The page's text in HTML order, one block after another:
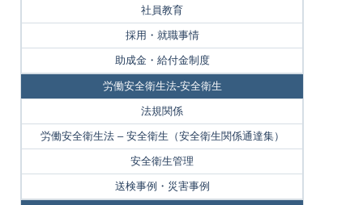
社員教育
採用・就職事情
助成金・給付金制度
労働安全衛生法-安全衛生
法規関係
労働安全衛生法 – 安全衛生（安全衛生関係通達集）
安全衛生管理
送検事例・災害事例